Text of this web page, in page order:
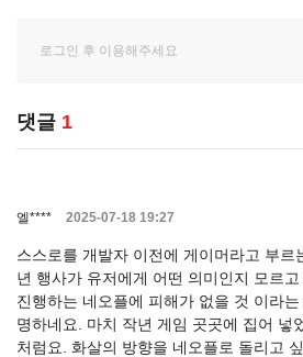
댓글 1
엘**** 2025-07-18 19:27
스스로를 개발자 이전에 게이머라고 부르
년 행사가 유저에게 어떤 의미인지 모르
진행하는 네오플에 피해가 없을 것 이라
명하네요. 마치 작년 게임 곳곳에 집어 넣
처럼요. 화살의 방향을 네오플로 돌리고